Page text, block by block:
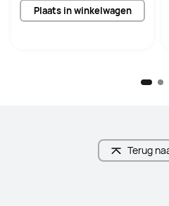
Plaats in winkelwagen
Terug